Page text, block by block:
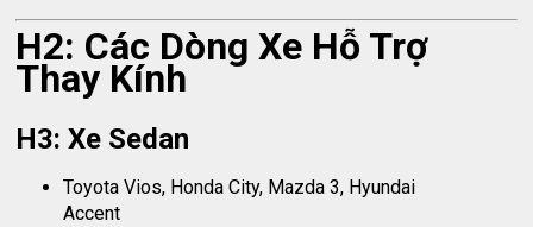
H2: Các Dòng Xe Hỗ Trợ
Thay Kính
H3: Xe Sedan
Toyota Vios, Honda City, Mazda 3, Hyundai
Accent